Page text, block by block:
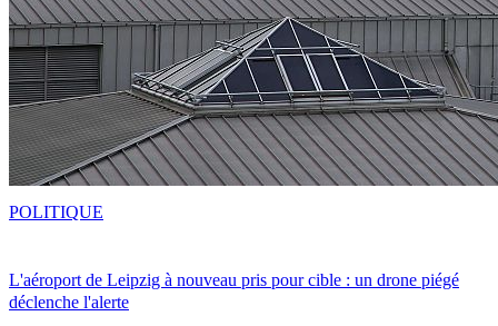
L'aéroport de Leipzig à nouveau pris pour cible : un drone piégé
déclenche l'alerte
POLITIQUE